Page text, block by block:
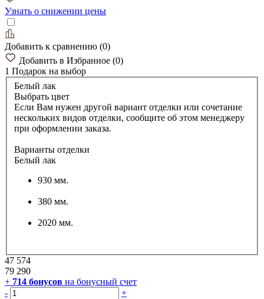
Узнать о снижении цены
Добавить к сравнению (0)
Добавить в Избранное (0)
1 Подарок на выбор
Белый лак
Выбрать цвет
Если Вам нужен другой вариант отделки или сочетание
нескольких видов отделки, сообщите об этом менеджеру
при оформлении заказа.
Варианты отделки
Белый лак
930 мм.
380 мм.
2020 мм.
47 574
79 290
+ 714 бонусов на бонусный счет
-
+